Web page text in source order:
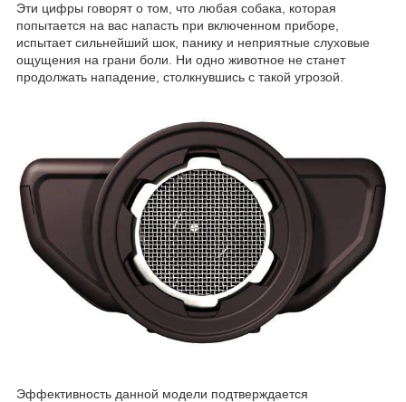
Эти цифры говорят о том, что любая собака, которая
попытается на вас напасть при включенном приборе,
испытает сильнейший шок, панику и неприятные слуховые
ощущения на грани боли. Ни одно животное не станет
продолжать нападение, столкнувшись с такой угрозой.
Эффективность данной модели подтверждается